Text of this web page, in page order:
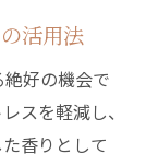
キンケア法
プラン
活用法
好の機会で
スを軽減し、
香りとして